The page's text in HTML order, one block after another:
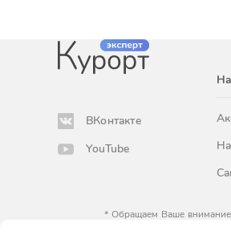
ВКонтакте
YouTube
* Обращаем Ваше внимание